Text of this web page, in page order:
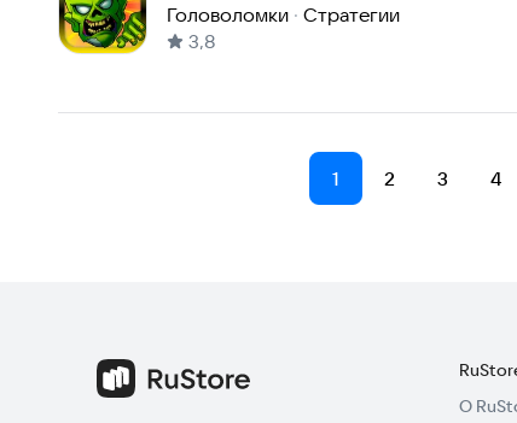
Zombies
Головоломки · Стратегии
3,8
1 2 3 4
О